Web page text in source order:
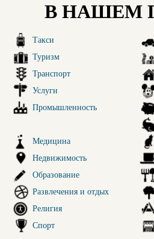
В НАШЕМ
Такси
Туризм
Транспорт
Услуги
Промышленность
Медицина
Недвижимость
Образование
Развлечения и отдых
Религия
Спорт